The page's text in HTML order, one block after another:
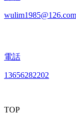
wulim1985@126.com
電話
13656282202
TOP